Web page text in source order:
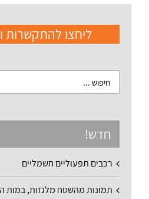
ליחצו להתקשרות
חדש!
רכבים תפעוליים חשמליים
תמונות מהשטח מלגזות, במות